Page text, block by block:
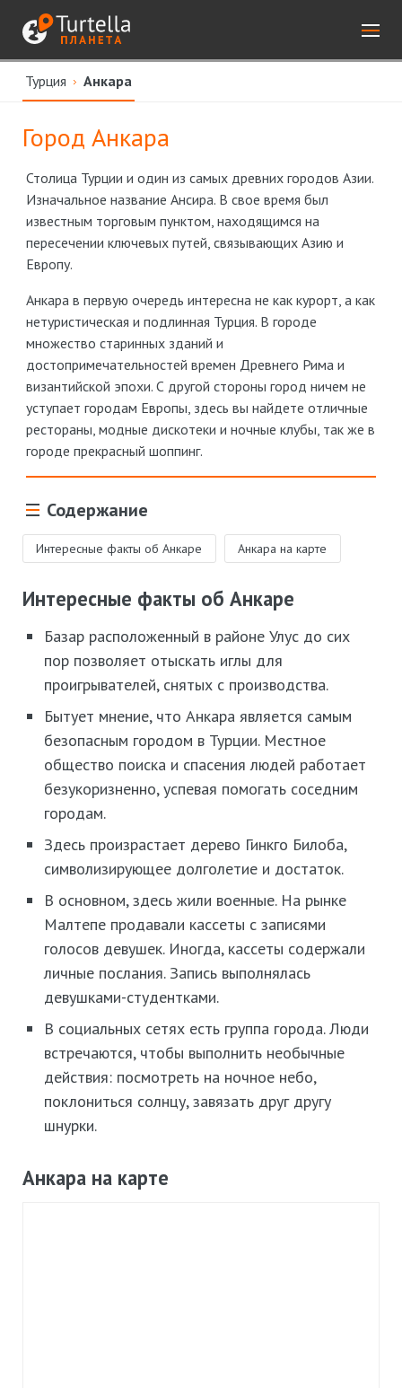
Турция Анкара
Город Анкара
Столица Турции и один из самых древних городов Азии.
Изначальное название Ансира. В свое время был
известным торговым пунктом, находящимся на
пересечении ключевых путей, связывающих Азию и
Европу.
Анкара в первую очередь интересна не как курорт, а как
нетуристическая и подлинная Турция. В городе
множество старинных зданий и
достопримечательностей времен Древнего Рима и
византийской эпохи. С другой стороны город ничем не
уступает городам Европы, здесь вы найдете отличные
рестораны, модные дискотеки и ночные клубы, так же в
городе прекрасный шоппинг.
Содержание
Интересные факты об Анкаре Анкара на карте
Интересные факты об Анкаре
Базар расположенный в районе Улус до сих
пор позволяет отыскать иглы для
проигрывателей, снятых с производства.
Бытует мнение, что Анкара является самым
безопасным городом в Турции. Местное
общество поиска и спасения людей работает
безукоризненно, успевая помогать соседним
городам.
Здесь произрастает дерево Гинкго Билоба,
символизирующее долголетие и достаток.
В основном, здесь жили военные. На рынке
Малтепе продавали кассеты с записями
голосов девушек. Иногда, кассеты содержали
личные послания. Запись выполнялась
девушками-студентками.
В социальных сетях есть группа города. Люди
встречаются, чтобы выполнить необычные
действия: посмотреть на ночное небо,
поклониться солнцу, завязать друг другу
шнурки.
Анкара на карте